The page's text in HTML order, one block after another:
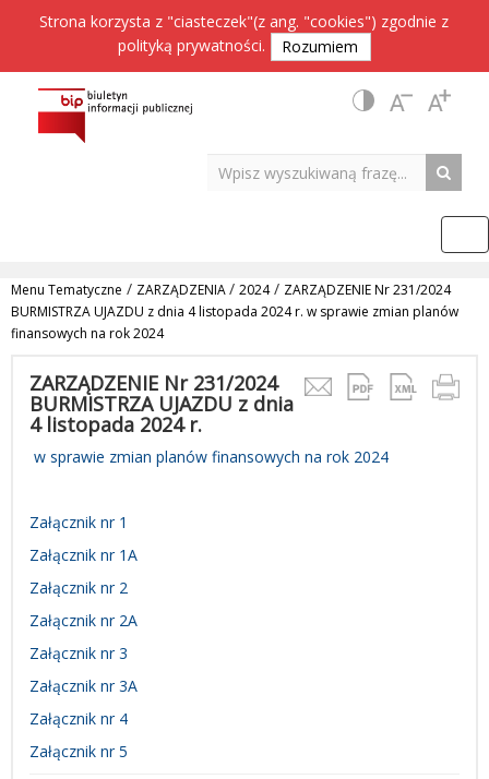
Strona korzysta z "ciasteczek"(z ang. "cookies") zgodnie z
polityką prywatności. Rozumiem
Menu Tematyczne / ZARZĄDZENIA/ 2024/ ZARZĄDZENIE Nr 231/2024
BURMISTRZA UJAZDU z dnia 4 listopada 2024 r. w sprawie zmian planów
finansowych na rok 2024
ZARZĄDZENIE Nr 231/2024
BURMISTRZA UJAZDU z dnia
4 listopada 2024 r.
w sprawie zmian planów finansowych na rok 2024
Załącznik nr 1
Załącznik nr 1A
Załącznik nr 2
Załącznik nr 2A
Załącznik nr 3
Załącznik nr 3A
Załącznik nr 4
Załącznik nr 5